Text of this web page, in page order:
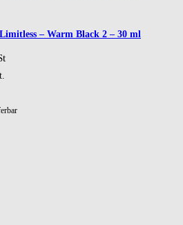
– Warm Black 2 – 30 ml